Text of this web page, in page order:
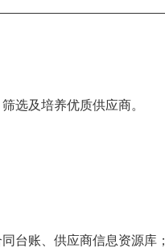
选及培养优质供应商。
台账、供应商信息资源库；